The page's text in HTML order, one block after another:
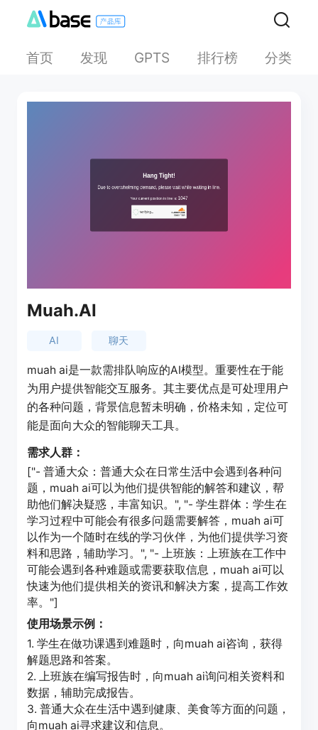
首页 发现 GPTS 排行榜 分类
Muah.AI
AI 聊天
muah ai是一款需排队响应的AI模型。重要性在于能
为用户提供智能交互服务。其主要优点是可处理用户
的各种问题，背景信息暂未明确，价格未知，定位可
能是面向大众的智能聊天工具。
需求人群：
["- 普通大众：普通大众在日常生活中会遇到各种问
题，muah ai可以为他们提供智能的解答和建议，帮
助他们解决疑惑，丰富知识。", "- 学生群体：学生在
学习过程中可能会有很多问题需要解答，muah ai可
以作为一个随时在线的学习伙伴，为他们提供学习资
料和思路，辅助学习。", "- 上班族：上班族在工作中
可能会遇到各种难题或需要获取信息，muah ai可以
快速为他们提供相关的资讯和解决方案，提高工作效
率。"]
使用场景示例：
1. 学生在做功课遇到难题时，向muah ai咨询，获得
解题思路和答案。
2. 上班族在编写报告时，向muah ai询问相关资料和
数据，辅助完成报告。
3. 普通大众在生活中遇到健康、美食等方面的问题，
向muah ai寻求建议和信息。